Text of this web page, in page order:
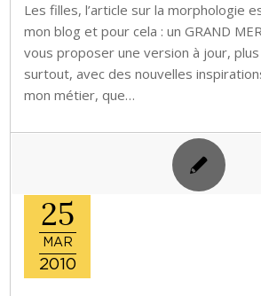
Les filles, l’article sur la morphologie
mon blog et pour cela : un GRAND
vous proposer une version à jour,
surtout, avec des nouvelles
mon métier, que…
25
MAR
2010